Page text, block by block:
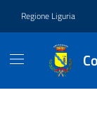
Regione Liguria